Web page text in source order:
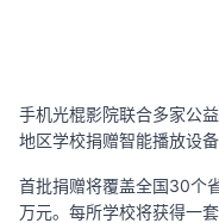
手机光棍影院联合多家公
地区学校捐赠智能播放设
首批捐赠将覆盖全国30个
万元。每所学校将获得一